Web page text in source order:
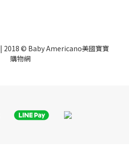
| 2018 © Baby Americano美國寶寶
購物網